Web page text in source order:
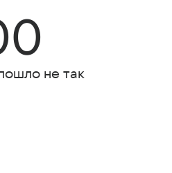
не так